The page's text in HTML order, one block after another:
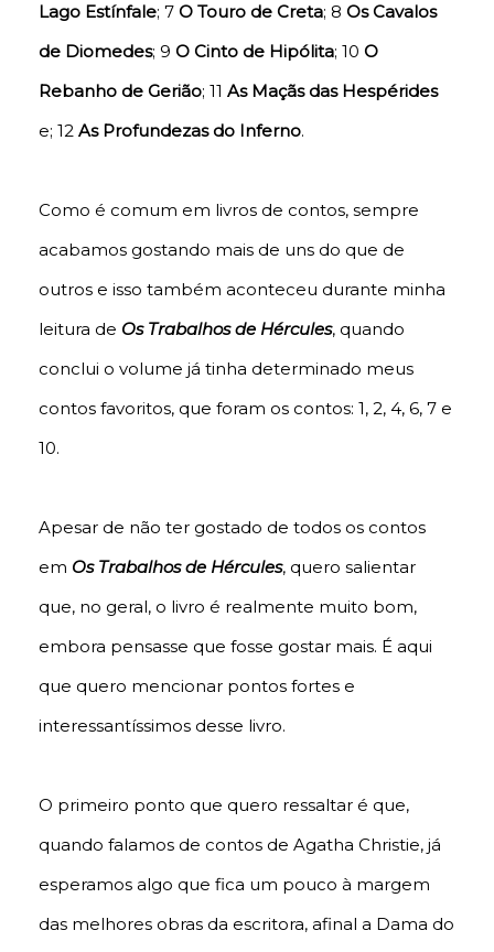
Lago Estínfale; 7 O Touro de Creta; 8 Os Cavalos
de Diomedes; 9 O Cinto de Hipólita; 10 O
Rebanho de Gerião; 11 As Maçãs das Hespérides
e; 12 As Profundezas do Inferno.
Como é comum em livros de contos, sempre
acabamos gostando mais de uns do que de
outros e isso também aconteceu durante minha
leitura de Os Trabalhos de Hércules, quando
conclui o volume já tinha determinado meus
contos favoritos, que foram os contos: 1, 2, 4, 6, 7 e
10.
Apesar de não ter gostado de todos os contos
em Os Trabalhos de Hércules, quero salientar
que, no geral, o livro é realmente muito bom,
embora pensasse que fosse gostar mais. É aqui
que quero mencionar pontos fortes e
interessantíssimos desse livro.
O primeiro ponto que quero ressaltar é que,
quando falamos de contos de Agatha Christie, já
esperamos algo que fica um pouco à margem
das melhores obras da escritora, afinal a Dama do